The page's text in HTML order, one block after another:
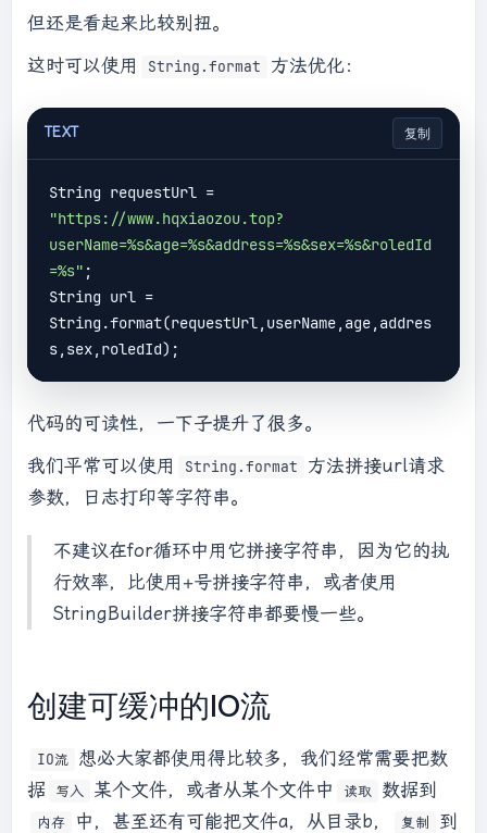
但还是看起来比较别扭。
这时可以使用
String.format 方法优化：
TEXT 复制
"https://www.hqxiaozou.top?
userName=%s&age=%s&address=%s&sex=%s&roledId
=%s" ;
String url =
String.format(requestUrl,userName,age,addres
代码的可读性，一下子提升了很多。
我们平常可以使用
String.format
方法拼接url请求
参数，日志打印等字符串。
不建议在for循环中用它拼接字符串，因为它的执
行效率，比使用+号拼接字符串，或者使用
StringBuilder拼接字符串都要慢一些。
创建可缓冲的IO流
IO流 想必大家都使用得比较多，我们经常需要把数
据
写入 某个文件，或者从某个文件中 读取 数据到
内存 中，甚至还有可能把文件a，从目录b， 复制
到